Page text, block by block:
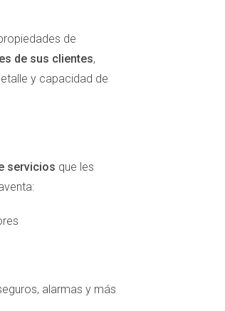
a los compradores sin
bien el mercado en
acortar
y utilizar las
de
de sus clientes,
y capacidad de
servicios que les
alarmas y más